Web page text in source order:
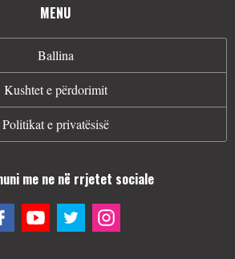
MENU
Ballina
Kushtet e përdorimit
Politikat e privatësisë
me ne në rrjetet sociale